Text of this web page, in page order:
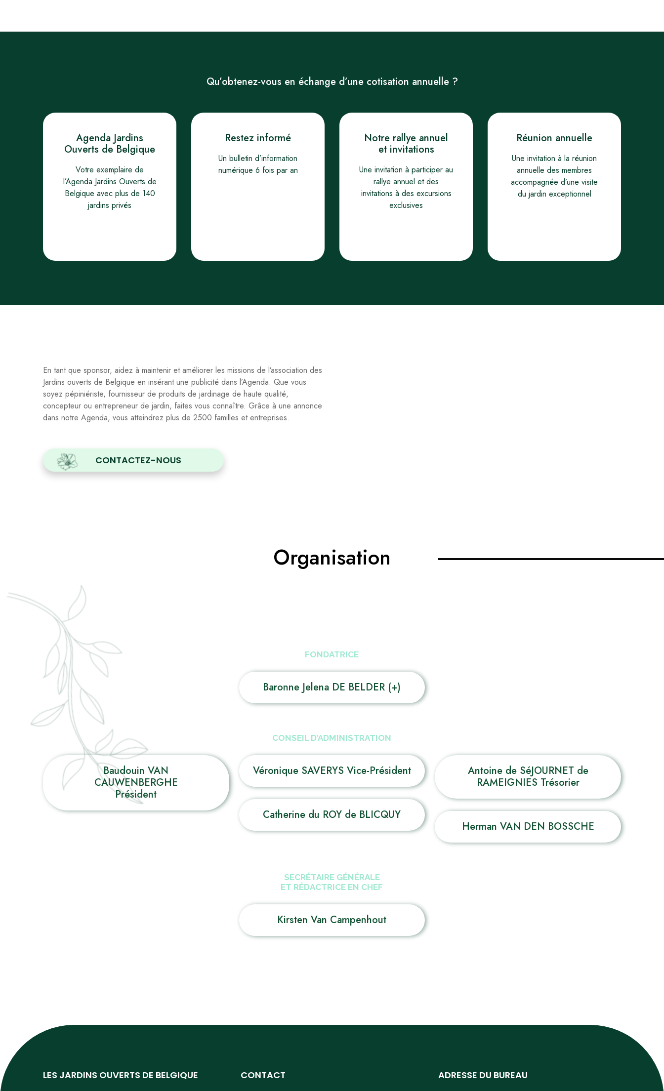
Qu’obtenez-vous en échange d’une cotisation annuelle ?
Agenda Jardins
Ouverts de Belgique
Votre exemplaire de
l’Agenda Jardins Ouverts de
Belgique avec plus de 140
jardins privés
Restez informé
Un bulletin d’information
numérique 6 fois par an
Notre rallye annuel
et invitations
Une invitation à participer au
rallye annuel et des
invitations à des excursions
exclusives
Réunion annuelle
Une invitation à la réunion
annuelle des membres
accompagnée d’une visite
du jardin exceptionnel
En tant que sponsor, aidez à maintenir et améliorer les missions de l’association des
Jardins ouverts de Belgique en insérant une publicité dans l’Agenda. Que vous
soyez pépiniériste, fournisseur de produits de jardinage de haute qualité,
concepteur ou entrepreneur de jardin, faites vous connaître. Grâce à une annonce
dans notre Agenda, vous atteindrez plus de 2500 familles et entreprises.
CONTACTEZ-NOUS
Organisation
FONDATRICE
Baronne Jelena DE BELDER (+)
CONSEIL D’ADMINISTRATION
Baudouin VAN
CAUWENBERGHE
Président
Véronique SAVERYS Vice-Président
Catherine du ROY de BLICQUY
Antoine de SéJOURNET de
RAMEIGNIES Trésorier
Herman VAN DEN BOSSCHE
SECRÉTAIRE GÉNÉRALE
ET RÉDACTRICE EN CHEF
Kirsten Van Campenhout
LES JARDINS OUVERTS DE BELGIQUE CONTACT ADRESSE DU BUREAU